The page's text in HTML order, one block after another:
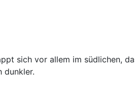
sich vor allem im südlichen,
dunkler.